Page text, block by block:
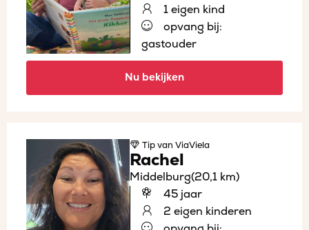
1 eigen kind
opvang bij:
gastouder
Nu bekijken
Tipvan ViaViela
Rachel
Middelburg(20,1 km)
45 jaar
2 eigen kinderen